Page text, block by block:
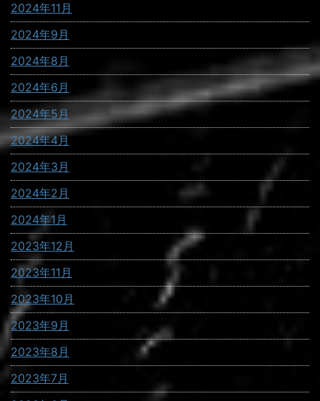
2024年11月
2024年9月
2024年8月
2024年6月
2024年5月
2024年4月
2024年3月
2024年2月
2024年1月
2023年12月
2023年11月
2023年10月
2023年9月
2023年8月
2023年7月